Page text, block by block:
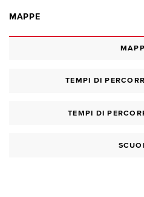
MAPPE
TEMPI DI
TEMPI DI